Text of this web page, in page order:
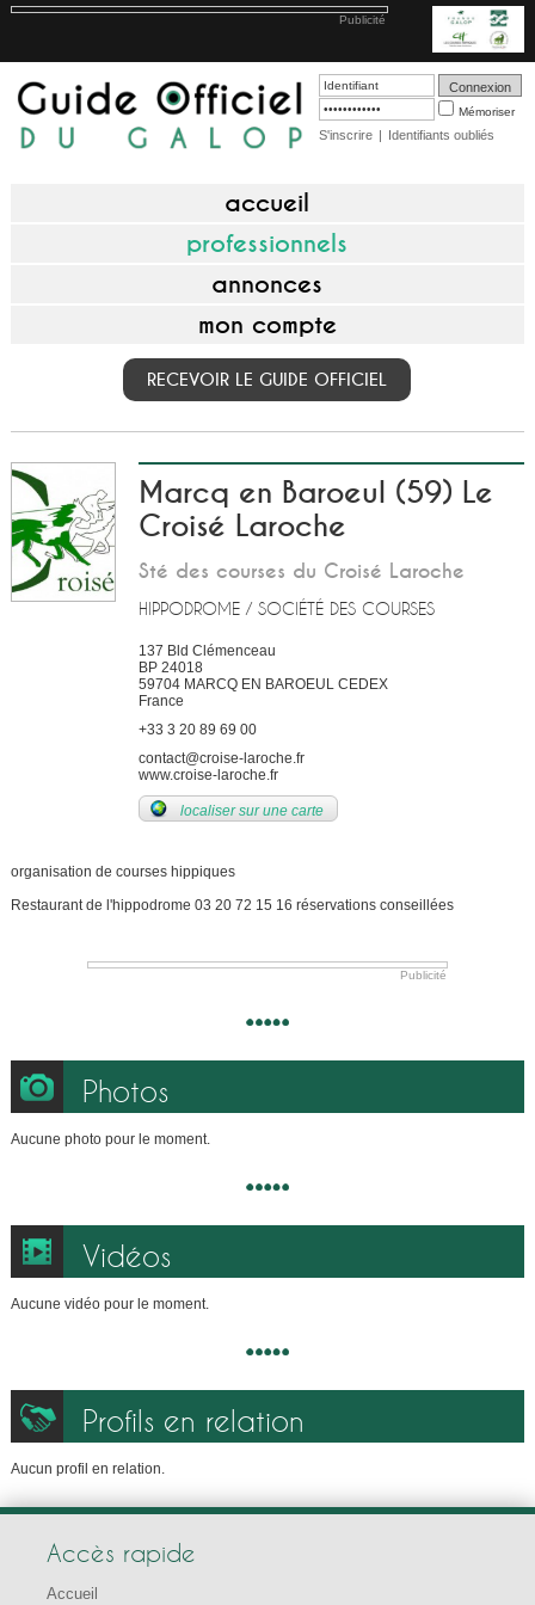
Publicité
Mémoriser
S'inscrire | Identifiants oubliés
accueil
professionnels
annonces
mon compte
RECEVOIR LE GUIDE OFFICIEL
Marcq en Baroeul (59) Le
Croisé Laroche
Sté des courses du Croisé Laroche
HIPPODROME / SOCIÉTÉ DES COURSES
137 Bld Clémenceau
BP 24018
59704 MARCQ EN BAROEUL CEDEX
France
+33 3 20 89 69 00
contact@croise-laroche.fr
www.croise-laroche.fr
localiser sur une carte
organisation de courses hippiques
Restaurant de l'hippodrome 03 20 72 15 16 réservations conseillées
Publicité
Photos
Aucune photo pour le moment.
Vidéos
Aucune vidéo pour le moment.
Profils en relation
Aucun profil en relation.
Accès rapide
Accueil